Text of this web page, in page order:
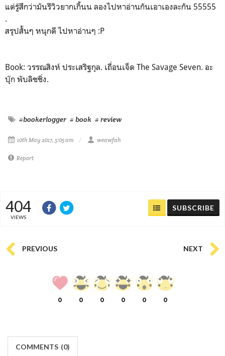
แต่รู้สึกว่ามันรีวิวยากเกิ้นน ลองไปหาอ่านกันเอาเองละกัน 55555
.
สรุปสั้นๆ หนุกดี ไปหาอ่านๆ :P
Book: วรรณสิงห์ ประเสริฐกุล. เถื่อนเจ็ด The Savage Seven. อะ
บุ๊ก พับลิชชิ่ง.
#bookerlogger # book # review
10th May 2017, 5:05 am weawfah
Report
404
VIEWS
SUBSCRIBE
PREVIOUS NEXT
0 0 0 0 0 0
COMMENTS (0)